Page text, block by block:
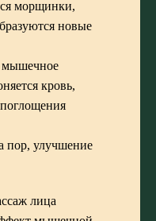
морщинки,
новые
мышечное
кровь,
пор, улучшение
лица